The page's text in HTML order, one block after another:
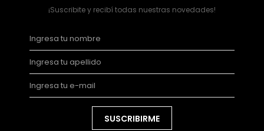
¡Suscribite y recibí todas nuestras novedades!
SUSCRIBIRME